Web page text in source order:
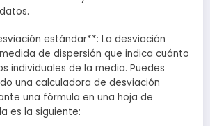
estándar**: La desviación
de dispersión que indica cuánto
individuales de la media. Puedes
una calculadora de desviación
una fórmula en una hoja de
es la siguiente: